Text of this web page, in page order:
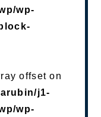
wp-
offset on
j1-
wp-